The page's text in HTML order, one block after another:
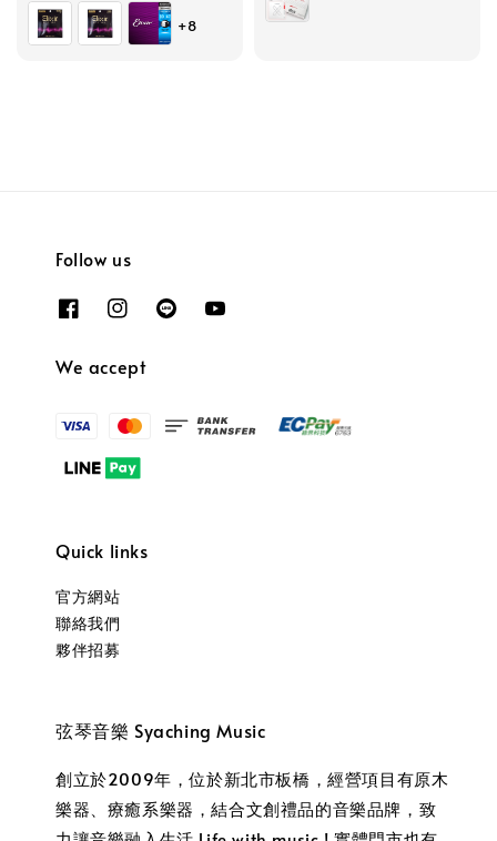
+8
Follow us
We accept
Quick links
官方網站
聯絡我們
夥伴招募
弦琴音樂 Syaching Music
創立於2009年，位於新北市板橋，經營項目有原木
樂器、療癒系樂器，結合文創禮品的音樂品牌，致